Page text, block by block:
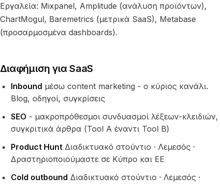
Εργαλεία: Mixpanel, Amplitude (ανάλυση προϊόντων),
ChartMogul, Baremetrics (μετρικά SaaS), Metabase
(προσαρμοσμένα dashboards).
Διαφήμιση για SaaS
Inbound μέσω content marketing - ο κύριος κανάλι.
Blog, οδηγοί, συγκρίσεις
SEO - μακροπρόθεσμοι συνδυασμοί λέξεων-κλειδιών,
συγκριτικά άρθρα (Tool A έναντι Tool B)
Product Hunt Διαδικτυακό στούντιο · Λεμεσός ·
Δραστηριοποιούμαστε σε Κύπρο και ΕΕ
Cold outbound Διαδικτυακό στούντιο · Λεμεσός ·